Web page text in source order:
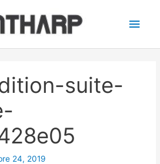
suite-
24, 2019